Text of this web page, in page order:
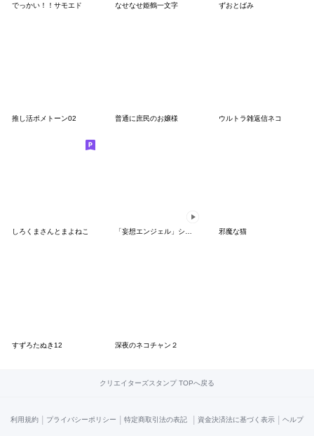
でっかい！！サモエド なせなせ姫鶴一文字 ずおとばみ
推し活ポメトーン02 普通に庶民のお嬢様 ウルトラ雑返信ネコ
しろくまさんとまよねこ 「妄想エンジェル」シリーズスタンプ第3弾 邪魔な猫
すずろたぬき12 深夜のネコチャン２
クリエイターズスタンプ TOPへ戻る
利用規約 | プライバシーポリシー | 特定商取引法の表記 | 資金決済法に基づく表示 | ヘルプ